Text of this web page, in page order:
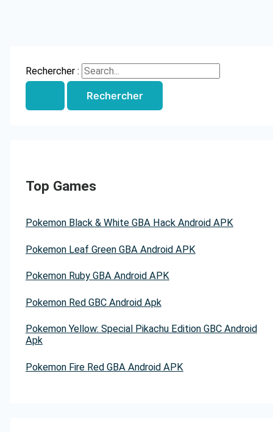
Rechercher :
Top Games
Pokemon Black & White GBA Hack Android APK
Pokemon Leaf Green GBA Android APK
Pokemon Ruby GBA Android APK
Pokemon Red GBC Android Apk
Pokemon Yellow: Special Pikachu Edition GBC Android
Apk
Pokemon Fire Red GBA Android APK